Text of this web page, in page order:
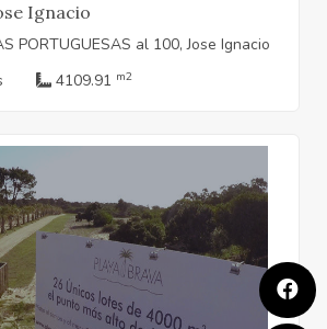
Ignacio
PORTUGUESAS al 100, Jose Ignacio
4109.91 m2